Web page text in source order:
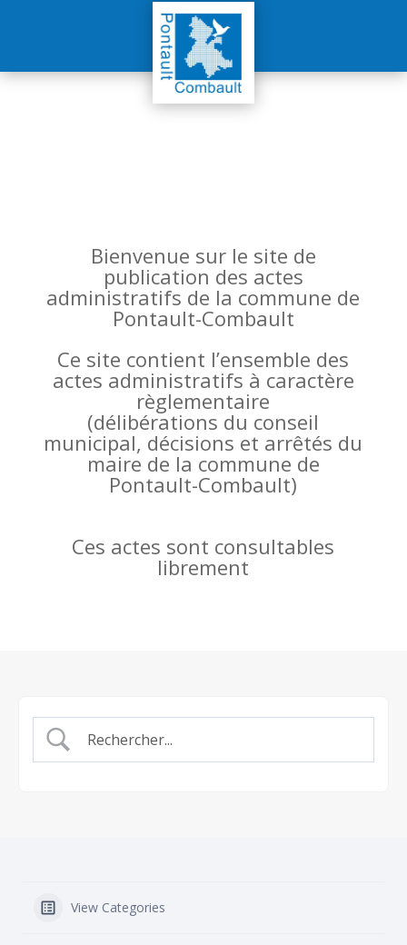
Bienvenue sur le site de
publication des actes
administratifs de la commune de
Pontault-Combault
Ce site contient l’ensemble des
actes administratifs à caractère
règlementaire
(délibérations du conseil
municipal, décisions et arrêtés du
maire de la commune de
Pontault-Combault)
Ces actes sont consultables
librement
View Categories